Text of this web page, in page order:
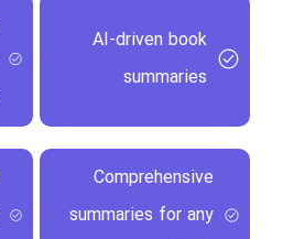
AI-driven book
summaries
Comprehensive
summaries for any